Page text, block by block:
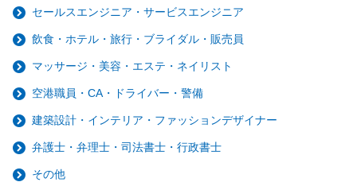
セールスエンジニア・サービスエンジニア
飲食・ホテル・旅行・ブライダル・販売員
マッサージ・美容・エステ・ネイリスト
空港職員・CA・ドライバー・警備
建築設計・インテリア・ファッションデザイナー
弁護士・弁理士・司法書士・行政書士
その他